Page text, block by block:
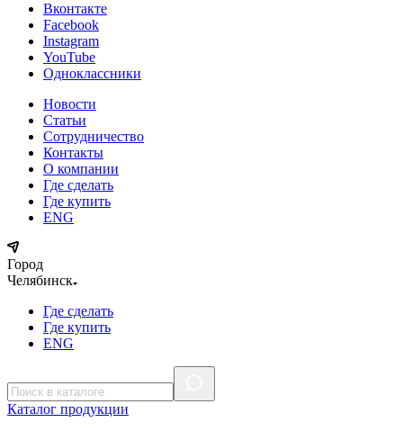
Вконтакте
Facebook
Instagram
YouTube
Одноклассники
Новости
Статьи
Сотрудничество
Контакты
О компании
Где сделать
Где купить
ENG
Город
Челябинск
Где сделать
Где купить
ENG
Каталог продукции